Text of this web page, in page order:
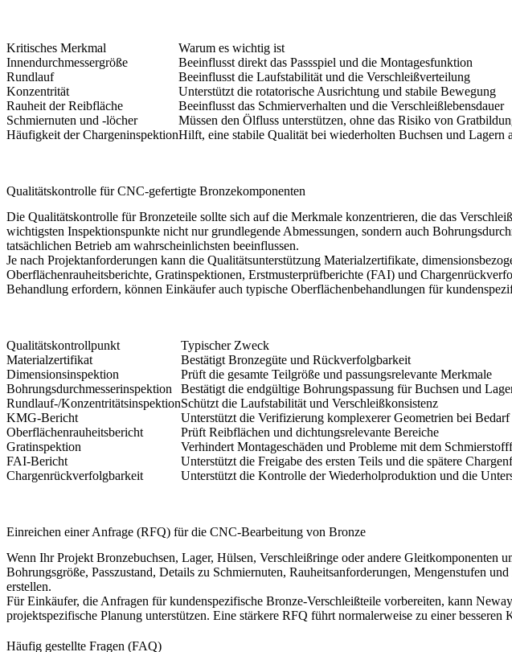
Kritisches Merkmal
Warum es wichtig ist
Innendurchmessergröße
Beeinflusst direkt das Passspiel und die Montagesfunktion
Rundlauf
Beeinflusst die Laufstabilität und die Verschleißverteilung
Konzentrität
Unterstützt die rotatorische Ausrichtung und stabile Bewegung
Rauheit der Reibfläche
Beeinflusst das Schmierverhalten und die Verschleißlebensdauer
Schmiernuten und -löcher
Müssen den Ölfluss unterstützen, ohne das Risiko von
Häufigkeit der ChargeninspektionHilft, eine stabile Qualität bei wiederholten Buchsen und Lagern
Qualitätskontrolle für CNC-gefertigte Bronzekomponenten
Die Qualitätskontrolle für Bronzeteile sollte sich auf die Merkmale konzentrieren, die das
wichtigsten Inspektionspunkte nicht nur grundlegende Abmessungen, sondern auch
tatsächlichen Betrieb am wahrscheinlichsten beeinflussen.
Je nach Projektanforderungen kann die Qualitätsunterstützung Materialzertifikate,
Oberflächenrauheitsberichte, Gratinspektionen, Erstmusterprüfberichte (FAI) und
Behandlung erfordern, können Einkäufer auch typische Oberflächenbehandlungen für
Qualitätskontrollpunkt
Typischer Zweck
Materialzertifikat
Bestätigt Bronzegüte und Rückverfolgbarkeit
Dimensionsinspektion
Prüft die gesamte Teilgröße und passungsrelevante Merkmale
Bohrungsdurchmesserinspektion
Bestätigt die endgültige Bohrungspassung für Buchsen und
Rundlauf-/KonzentritätsinspektionSchützt die Laufstabilität und Verschleißkonsistenz
KMG-Bericht
Unterstützt die Verifizierung komplexerer Geometrien bei Bedarf
Oberflächenrauheitsbericht
Prüft Reibflächen und dichtungsrelevante Bereiche
Gratinspektion
Verhindert Montageschäden und Probleme mit dem
FAI-Bericht
Unterstützt die Freigabe des ersten Teils und die spätere
Chargenrückverfolgbarkeit
Unterstützt die Kontrolle der Wiederholproduktion und die
Einreichen einer Anfrage (RFQ) für die CNC-Bearbeitung von Bronze
Wenn Ihr Projekt Bronzebuchsen, Lager, Hülsen, Verschleißringe oder andere
Bohrungsgröße, Passzustand, Details zu Schmiernuten, Rauheitsanforderungen, Mengenstufen
erstellen.
Für Einkäufer, die Anfragen für kundenspezifische Bronze-Verschleißteile vorbereiten, kann
projektspezifische Planung unterstützen. Eine stärkere RFQ führt normalerweise zu einer
Häufig gestellte Fragen (FAQ)